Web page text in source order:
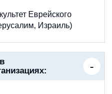
Еврейского
Израиль)